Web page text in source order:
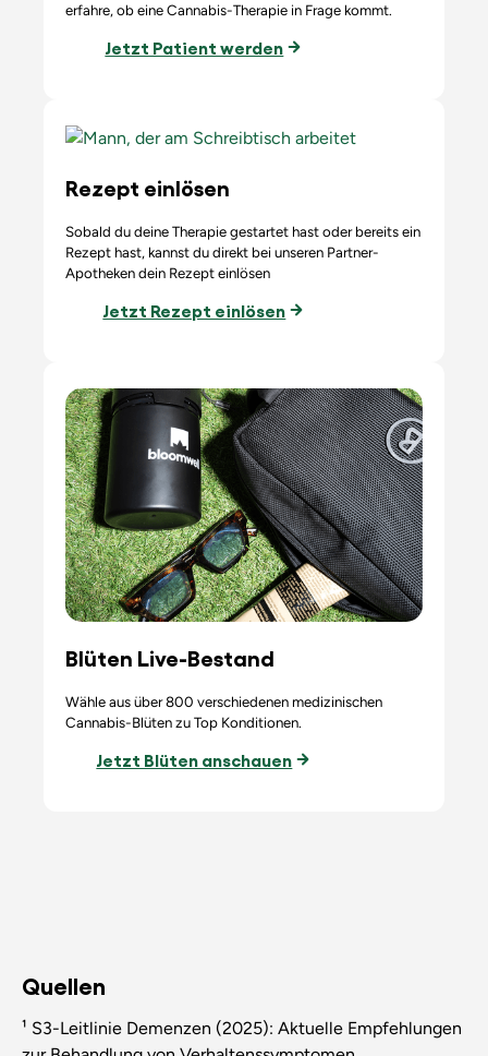
erfahre, ob eine Cannabis-Therapie in Frage kommt.
Jetzt Patient werden
Rezept einlösen
Sobald du deine Therapie gestartet hast oder bereits ein
Rezept hast, kannst du direkt bei unseren Partner-
Apotheken dein Rezept einlösen
Jetzt Rezept einlösen
Blüten Live-Bestand
Wähle aus über 800 verschiedenen medizinischen
Cannabis-Blüten zu Top Konditionen.
Jetzt Blüten anschauen
Quellen
¹ S3-Leitlinie Demenzen (2025): Aktuelle Empfehlungen